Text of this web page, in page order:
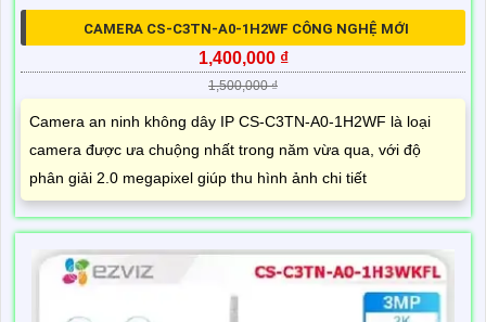
CAMERA CS-C3TN-A0-1H2WF CÔNG NGHỆ MỚI
1,400,000 ₫
1,500,000 ₫
Camera an ninh không dây IP CS-C3TN-A0-1H2WF là loại
camera được ưa chuộng nhất trong năm vừa qua, với độ
phân giải 2.0 megapixel giúp thu hình ảnh chi tiết